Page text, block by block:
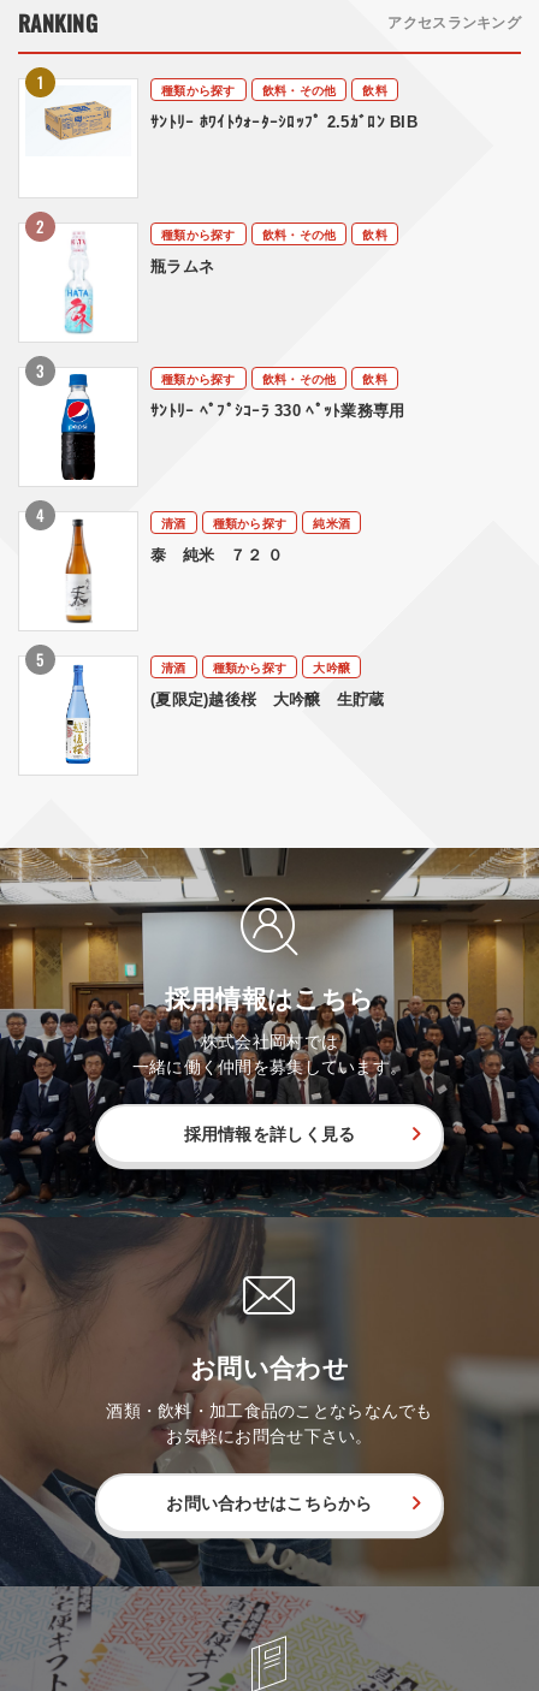
RANKING アクセスランキング
種類から探す 飲料・その他
飲料
ｻﾝﾄﾘｰ ﾎﾜｲﾄｳｫｰﾀｰｼﾛｯﾌﾟ 2.5ｶﾞﾛﾝ BIB
種類から探す 飲料・その他
飲料
瓶ラムネ
種類から探す 飲料・その他
飲料
ｻﾝﾄﾘｰ ﾍﾟﾌﾟｼｺｰﾗ 330 ﾍﾟｯﾄ業務専用
清酒 種類から探す
純米酒
泰 純米 ７２ ０
清酒 種類から探す
大吟醸
(夏限定)越後桜 大吟醸 生貯蔵
採用情報はこちら
株式会社岡村では
一緒に働く仲間を募集しています。
採用情報を詳しく見る
お問い合わせ
酒類・飲料・加工食品のことならなんでも
お気軽にお問合せ下さい。
お問い合わせはこちらから